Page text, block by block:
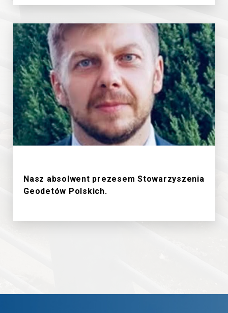
Nasz absolwent prezesem Stowarzyszenia
Geodetów Polskich.